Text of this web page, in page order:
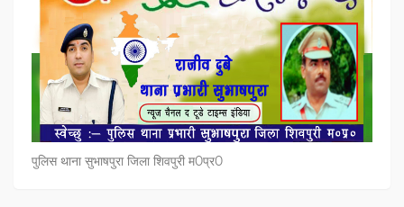
पुलिस थाना सुभाषपुरा जिला शिवपुरी म0प्र0